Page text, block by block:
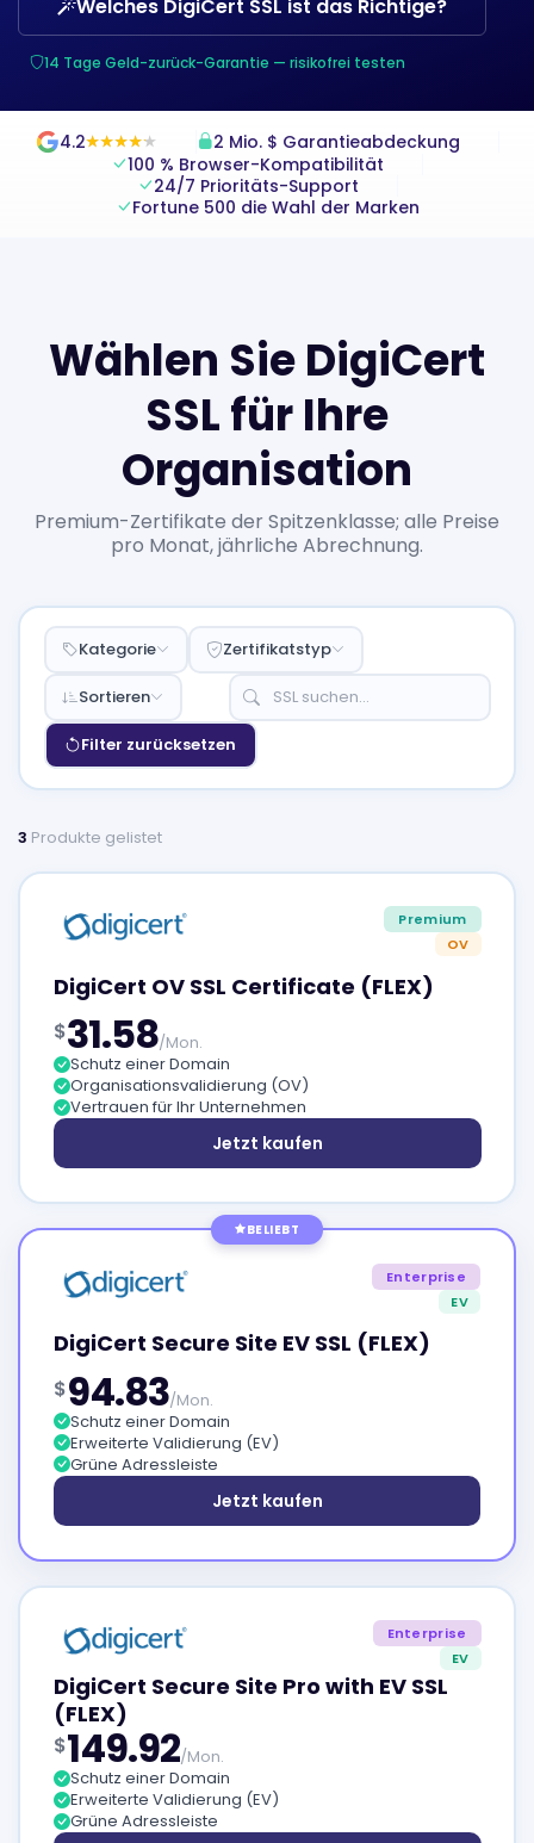
Welches DigiCert SSL ist das Richtige?
14 Tage Geld-zurück-Garantie — risikofrei testen
4.2★
★★
★★
★★
★★
★
2 Mio. $ Garantieabdeckung
100 % Browser-Kompatibilität
24/7 Prioritäts-Support
Fortune 500 die Wahl der Marken
Wählen Sie DigiCert
SSL für Ihre
Organisation
Premium-Zertifikate der Spitzenklasse; alle Preise
pro Monat, jährliche Abrechnung.
Kategorie Zertifikatstyp
Sortieren
Filter zurücksetzen
3 Produkte gelistet
Premium
OV
DigiCert OV SSL Certificate (FLEX)
$31.58/Mon.
Schutz einer Domain
Organisationsvalidierung (OV)
Vertrauen für Ihr Unternehmen
Jetzt kaufen
BELIEBT
Enterprise
EV
DigiCert Secure Site EV SSL (FLEX)
$94.83/Mon.
Schutz einer Domain
Erweiterte Validierung (EV)
Grüne Adressleiste
Jetzt kaufen
Enterprise
EV
DigiCert Secure Site Pro with EV SSL
(FLEX)
$149.92/Mon.
Schutz einer Domain
Erweiterte Validierung (EV)
Grüne Adressleiste